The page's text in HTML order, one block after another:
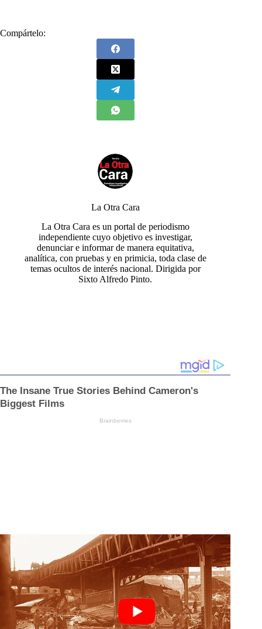
Compártelo:
La Otra Cara
La Otra Cara es un portal de periodismo
independiente cuyo objetivo es investigar,
denunciar e informar de manera equitativa,
analítica, con pruebas y en primicia, toda clase de
temas ocultos de interés nacional. Dirigida por
Sixto Alfredo Pinto.